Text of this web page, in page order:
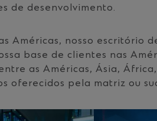
de desenvolvimento.
Américas, nosso escritório
base de clientes nas
as Américas, Ásia,
oferecidos pela matriz ou